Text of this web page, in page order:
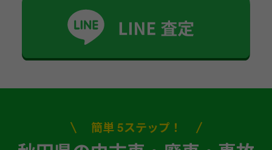
簡単 5ステップ！